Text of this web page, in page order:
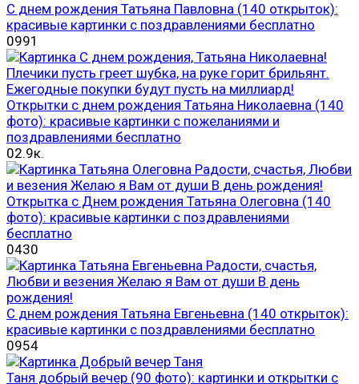
С днем рождения Татьяна Павловна (140 открыток):
красивые картинки с поздравлениями бесплатно
0991
Открытки с днем рождения Татьяна Николаевна (140
фото): красивые картинки с пожеланиями и
поздравлениями бесплатно
02.9к.
Открытка с Днем рождения Татьяна Олеговна (140
фото): красивые картинки с поздравлениями
бесплатно
0430
С днем рождения Татьяна Евгеньевна (140 открыток):
красивые картинки с поздравлениями бесплатно
0954
Таня добрый вечер (90 фото): картинки и открытки с